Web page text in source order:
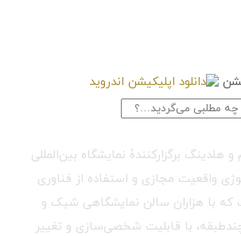
هلدینگ برگزارکنندهٔ نمایشگاه بین‌المللی
واقعیت مجازی و استفاده از فناوری
با هزاران سالن نمایشگاهی شیک و
با قابلیت شخصی‌سازی و تغییر